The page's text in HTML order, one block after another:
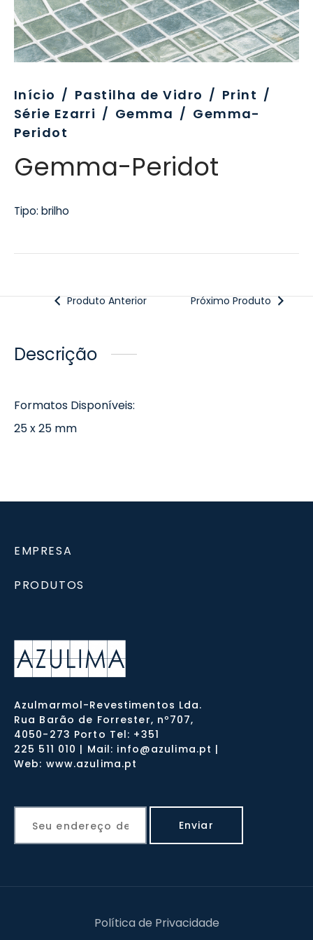
Início / Pastilha de Vidro / Print /
Série Ezarri / Gemma / Gemma-
Peridot
Gemma-Peridot
Tipo: brilho
Produto Anterior Próximo Produto
Descrição
Formatos Disponíveis:
25 x 25 mm
EMPRESA
PRODUTOS
Azulmarmol-Revestimentos Lda.
Rua Barão de Forrester, nº707,
4050-273 Porto Tel: +351
225 511 010 | Mail: info@azulima.pt |
Web: www.azulima.pt
Política de Privacidade
Sinalética
Formatos
Pé